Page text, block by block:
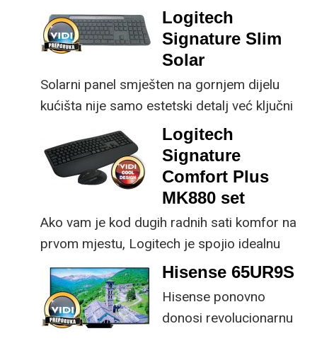
ključne svakom
korisniku.
male ustupke možete
osjetno uštedjeti pri
kupnji.
Logitech
Signature Slim
Solar
Solarni panel smješten na gornjem dijelu
kućišta nije samo estetski detalj već ključni
dio koncepta ovog proizvoda, jer koristi
energiju prirodnog ili umjetnog svjetla za
rad.
Logitech
Signature
Comfort Plus
MK880 set
Ako vam je kod dugih radnih sati komfor na
prvom mjestu, Logitech je spojio idealnu
kombinaciju tipkovnice i miša s naprednim
funkcijama.
Hisense 65UR9S
Hisense ponovno
donosi revolucionarnu